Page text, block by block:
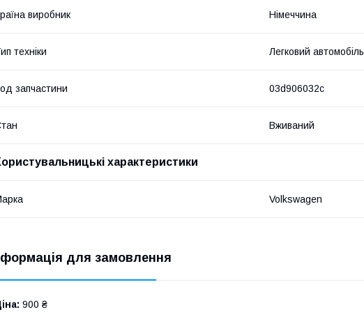
виробник Німеччина
техніки Легковий автомобіль
запчастини 03d906032c
Вживаний
характеристики
Volkswagen
для замовлення
900 ₴